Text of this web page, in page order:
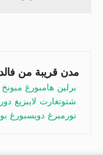
مدن قريبة من
برلين هامبورغ ميونخ
شتوتغارت لايبزيغ
نورمبرغ دويسبورغ